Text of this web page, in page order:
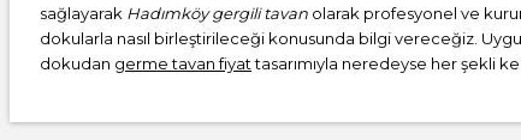
sağlayarak Hadımköy gergili tavan olarak profesyonel ve
dokularla nasıl birleştirileceği konusunda bilgi vereceğiz.
dokudan germe tavan fiyattasarımıyla neredeyse her şekli